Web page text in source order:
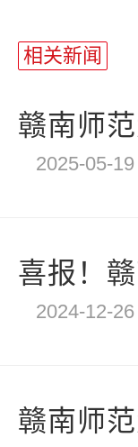
相关新闻
赣南师
2025-05-
喜报！
2024-12-
赣南师